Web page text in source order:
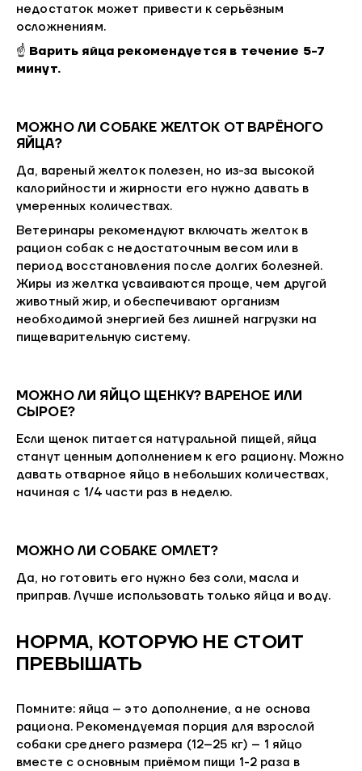
недостаток может привести к серьёзным
осложнениям.
☝ Варить яйца рекомендуется в течение 5-7
минут.
МОЖНО ЛИ СОБАКЕ ЖЕЛТОК ОТ ВАРЁНОГО
ЯЙЦА?
Да, вареный желток полезен, но из-за высокой
калорийности и жирности его нужно давать в
умеренных количествах.
Ветеринары рекомендуют включать желток в
рацион собак с недостаточным весом или в
период восстановления после долгих болезней.
Жиры из желтка усваиваются проще, чем другой
животный жир, и обеспечивают организм
необходимой энергией без лишней нагрузки на
пищеварительную систему.
МОЖНО ЛИ ЯЙЦО ЩЕНКУ? ВАРЕНОЕ ИЛИ
СЫРОЕ?
Если щенок питается натуральной пищей, яйца
станут ценным дополнением к его рациону. Можно
давать отварное яйцо в небольших количествах,
начиная с 1/4 части раз в неделю.
МОЖНО ЛИ СОБАКЕ ОМЛЕТ?
Да, но готовить его нужно без соли, масла и
приправ. Лучше использовать только яйца и воду.
НОРМА, КОТОРУЮ НЕ СТОИТ
ПРЕВЫШАТЬ
Помните: яйца – это дополнение, а не основа
рациона. Рекомендуемая порция для взрослой
собаки среднего размера (12–25 кг) – 1 яйцо
вместе с основным приёмом пищи 1-2 раза в